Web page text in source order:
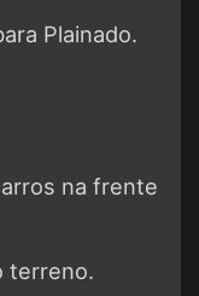
Plainado.
na frente
terreno.